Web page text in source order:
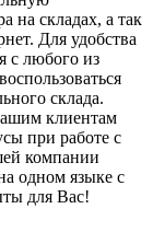
на складах, а так
Для удобства
с любого из
склада.
клиентам
при работе с
компании
одном языке с
для Вас!